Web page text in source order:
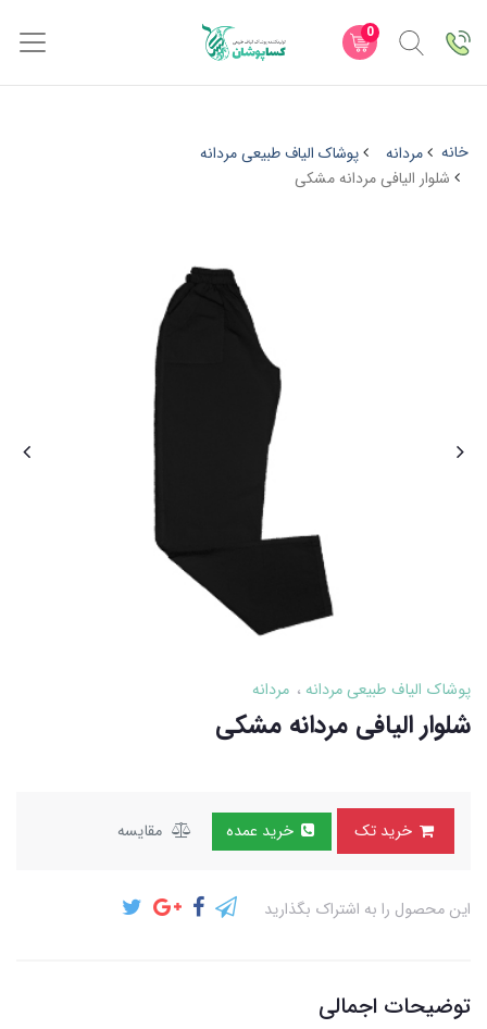
0
خانه مردانه
پوشاک الیاف طبیعی مردانه
شلوار الیافی مردانه مشکی
پوشاک الیاف طبیعی مردانه مردانه
شلوار الیافی مردانه مشکی
خرید تک خرید عمده مقایسه
این محصول را به اشتراک بگذارید
توضیحات اجمالی